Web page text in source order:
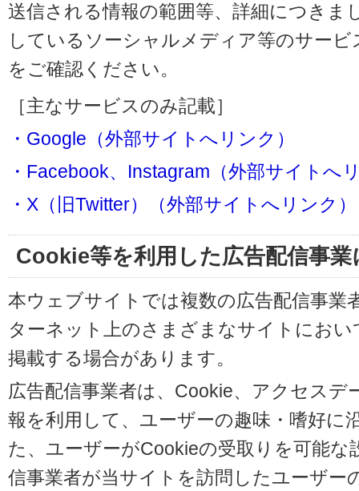
送信される情報の範囲等、詳細につきま
しているソーシャルメディア等のサー
をご確認ください。
［主なサービスのみ記載］
・Google（外部サイトへリンク）
・Facebook、Instagram（外部サイトへ
・X（旧Twitter）（外部サイトへリンク）
Cookie等を利用した広告配信事
本ウェブサイトでは複数の広告配信事業
ターネット上のさまざまなサイトにお
掲載する場合があります。
広告配信事業者は、Cookie、アクセスデ
報を利用して、ユーザーの趣味・嗜好に
た、ユーザーがCookieの受取りを可能
信事業者が当サイトを訪問したユーザー